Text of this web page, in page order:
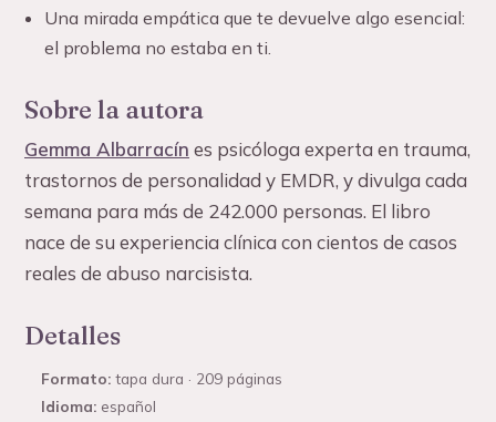
Una mirada empática que te devuelve algo esencial:
el problema no estaba en ti.
Sobre la autora
Gemma Albarracín es psicóloga experta en trauma,
trastornos de personalidad y EMDR, y divulga cada
semana para más de 242.000 personas. El libro
nace de su experiencia clínica con cientos de casos
reales de abuso narcisista.
Detalles
Formato:tapa dura · 209 páginas
Idioma:español